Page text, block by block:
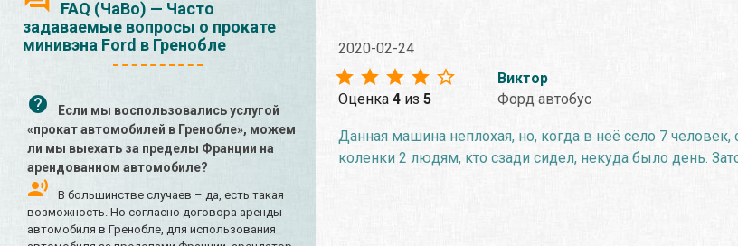
FAQ (ЧаВо) — Часто
задаваемые вопросы о прокате
минивэна Ford в Гренобле
Если мы воспользовались услугой
«прокат автомобилей в Гренобле», можем
ли мы выехать за пределы Франции на
арендованном автомобиле?
В большинстве случаев – да, есть такая
возможность. Но согласно договора аренды
автомобиля в Гренобле, для использования
2020-02-24
Оценка 4из 5
Виктор
Форд автобус
Данная машина неплохая, но, когда в неё село 7
коленки 2 людям, кто сзади сидел, некуда было день.